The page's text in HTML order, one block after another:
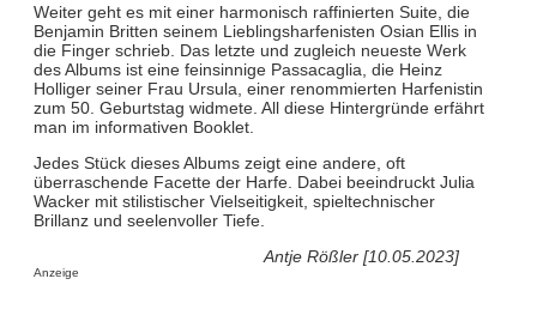
Weiter geht es mit einer harmonisch raffinierten Suite, die
Benjamin Britten seinem Lieblingsharfenisten Osian Ellis in
die Finger schrieb. Das letzte und zugleich neueste Werk
des Albums ist eine feinsinnige Passacaglia, die Heinz
Holliger seiner Frau Ursula, einer renommierten Harfenistin
zum 50. Geburtstag widmete. All diese Hintergründe erfährt
man im informativen Booklet.
Jedes Stück dieses Albums zeigt eine andere, oft
überraschende Facette der Harfe. Dabei beeindruckt Julia
Wacker mit stilistischer Vielseitigkeit, spieltechnischer
Brillanz und seelenvoller Tiefe.
Antje Rößler [10.05.2023]
Anzeige